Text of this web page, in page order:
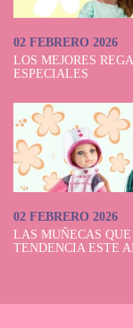
02 FEBRERO 2026
LOS MEJORES
ESPECIALES
02 FEBRERO 2026
LAS MUÑECAS
TENDENCIA ESTE